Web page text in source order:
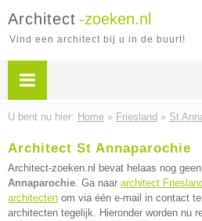
Architect -zoeken.nl
Vind een architect bij u in de buurt!
U bent nu hier: Home » Friesland » St
Architect St Annaparochie
Architect-zoeken.nl bevat helaas nog geen
Annaparochie. Ga naar architect
architecten om via één e-mail in contact
architecten tegelijk. Hieronder worden nu